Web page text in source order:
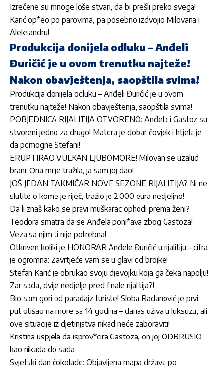
Izrečene su mnoge loše stvari, da bi prešli preko svega!
Karić op*eo po parovima, pa posebno izdvojio Milovana i
Aleksandru!
Produkcija donijela odluku – Anđeli
Đuričić je u ovom trenutku najteže!
Nakon obavještenja, saopštila svima!
Produkcija donijela odluku – Anđeli Đuričić je u ovom
trenutku najteže! Nakon obavještenja, saopštila svima!
POBJEDNICA RIJALITIJA OTVORENO: Anđela i Gastoz su
stvoreni jedno za drugo! Matora je dobar čovjek i htjela je
da pomogne Stefani!
ERUPTIRAO VULKAN LJUBOMORE! Milovan se uzalud
brani: Ona mi je tražila, ja sam joj dao!
JOŠ JEDAN TAKMIČAR NOVE SEZONE RIJALITIJA? Ni ne
slutite o kome je riječ, tražio je 2.000 eura nedjeljno!
Da li znaš kako se pravi muškarac ophodi prema ženi?
Teodora smatra da se Anđela poni*ava zbog Gastoza!
Veza sa njim ti nije potrebna!
Otkriven koliki je HONORAR Anđele Đuričić u rijalitiju – cifra
je ogromna: Zavrtjeće vam se u glavi od brojke!
Stefan Karić je obrukao svoju djevojku koja ga čeka napolju!
Zar sada, dvije nedjelje pred finale rijalitija?!
Bio sam gori od paradajz turiste! Sloba Radanović je prvi
put otišao na more sa 14 godina – danas uživa u luksuzu, ali
ove situacije iz djetinjstva nikad neće zaboraviti!
Kristina uspjela da isprov*cira Gastoza, on joj ODBRUSIO
kao nikada do sada
Svjetski dan čokolade: Objavljena mapa država po